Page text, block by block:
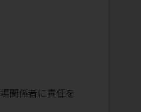
関係者に責任を